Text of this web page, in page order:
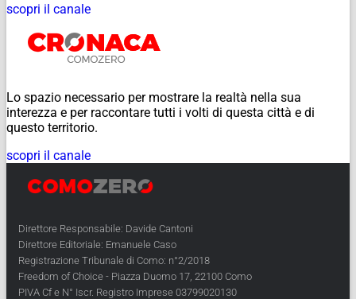
scopri il canale
Lo spazio necessario per mostrare la realtà nella sua
interezza e per raccontare tutti i volti di questa città e di
questo territorio.
scopri il canale
Direttore Responsabile: Davide Cantoni
Direttore Editoriale: Emanuele Caso
Registrazione Tribunale di Como: n°2/2018
Freedom of Choice - Piazza Duomo 17, 22100 Como
PIVA Cf e N° Iscr. Registro Imprese 03799020130